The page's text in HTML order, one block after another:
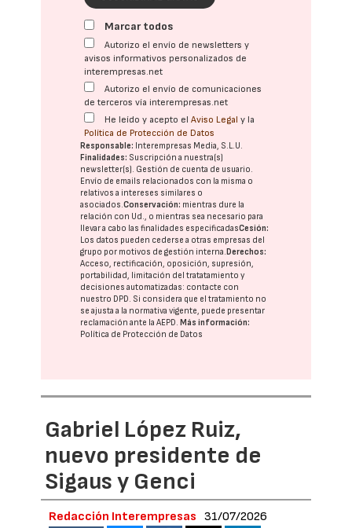
Marcar todos
Autorizo el envío de newsletters y
avisos informativos personalizados de
interempresas.net
Autorizo el envío de comunicaciones
de terceros vía interempresas.net
He leído y acepto elAviso Legal y la
Política de Protección de Datos
Responsable: Interempresas Media, S.L.U.
Finalidades: Suscripción a nuestra(s)
newsletter(s). Gestión de cuenta de usuario.
Envío de emails relacionados con la misma o
relativos a intereses similares o
asociados.Conservación: mientras dure la
relación con Ud., o mientras sea necesario para
llevar a cabo las finalidades especificadasCesión:
Los datos pueden cederse a otras empresas del
grupo por motivos de gestión interna.Derechos:
Acceso, rectificación, oposición, supresión,
portabilidad, limitación del tratatamiento y
decisiones automatizadas: contacte con
nuestro DPD. Si considera que el tratamiento no
se ajusta a la normativa vigente, puede presentar
reclamación ante laAEPD.Más información:
Política de Protección de Datos
Gabriel López Ruiz,
nuevo presidente de
Sigaus y Genci
Redacción Interempresas 31/07/2026